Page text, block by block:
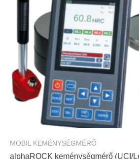
MOBIL KEMÉNYSÉGMÉRŐ
alphaROCK keménységmérő (UCI/